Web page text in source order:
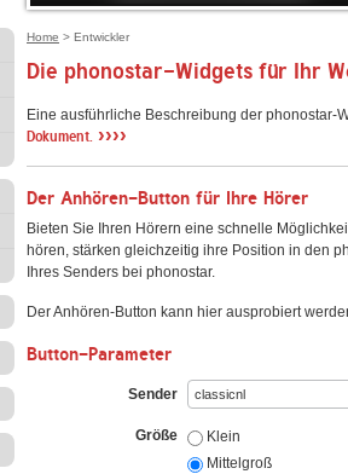
ANTENNE
Home > Entwickler
Die phonostar-Widgets für Ihr
Eine ausführliche Beschreibung der
Dokument. ››››
Der Anhören-Button für Ihre Hörer
Bieten Sie Ihren Hörern eine schnelle
hören, stärken gleichzeitig ihre Position in den
Ihres Senders bei phonostar.
Der Anhören-Button kann hier ausprobiert
Button-Parameter
Sender
Größe
Klein
Mittelgroß